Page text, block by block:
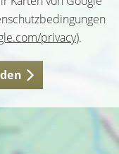
privacy).